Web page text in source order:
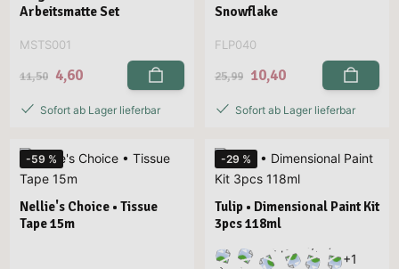
Arbeitsmatte Set
MSTS001
11,50 4,60
Sofort ab Lager lieferbar
Snowflake
FLP040
25,99 10,40
Sofort ab Lager lieferbar
-59 %
Nellie's Choice • Tissue
Tape 15m
-29 %
Tulip • Dimensional Paint Kit
3pcs 118ml
+1